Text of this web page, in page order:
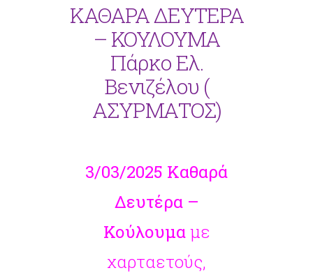
ΚΑΘΑΡΑ ΔΕΥΤΕΡΑ
– ΚΟΥΛΟΥΜΑ
Πάρκο Ελ.
Βενιζέλου (
ΑΣΥΡΜΑΤΟΣ)
3/03/2025 Καθαρά
Δευτέρα –
Κούλουμαμε
χαρταετούς,